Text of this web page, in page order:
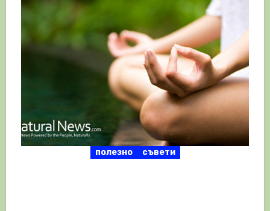
полезно съвети